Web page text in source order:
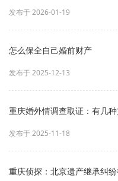
发布于 2026-01-19
怎么保全自己婚前财产
发布于 2025-12-13
重庆婚外情调查取证：有几
发布于 2025-11-18
重庆侦探：北京遗产继承纠